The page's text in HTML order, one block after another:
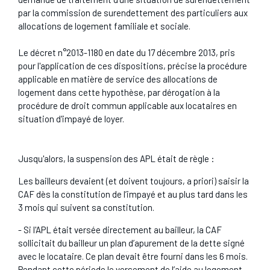
par la commission de surendettement des particuliers aux
allocations de logement familiale et sociale.
Le décret n°2013-1180 en date du 17 décembre 2013, pris
pour l'application de ces dispositions, précise la procédure
applicable en matière de service des allocations de
logement dans cette hypothèse, par dérogation à la
procédure de droit commun applicable aux locataires en
situation d'impayé de loyer.
Jusqu'alors, la suspension des APL était de règle :
Les bailleurs devaient (et doivent toujours, a priori) saisir la
CAF dès la constitution de l’impayé et au plus tard dans les
3 mois qui suivent sa constitution.
- Si l'APL était versée directement au bailleur, la CAF
sollicitait du bailleur un plan d’apurement de la dette signé
avec le locataire. Ce plan devait être fourni dans les 6 mois.